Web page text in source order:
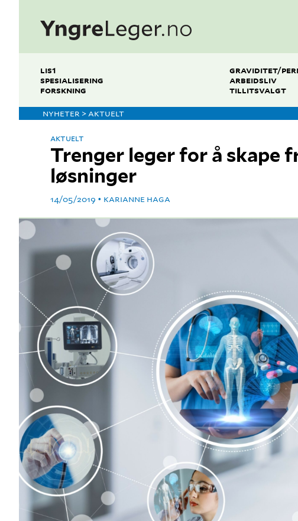
LIS1
SPESIALISERING
FORSKNING
GRAVIDITET/
ARBEIDSLIV
TILLITSVALGT
NYHETER > AKTUELT
Trenger leger for å skape
løsninger
AKTUELT
14/05/2019 KARIANNE HAGA